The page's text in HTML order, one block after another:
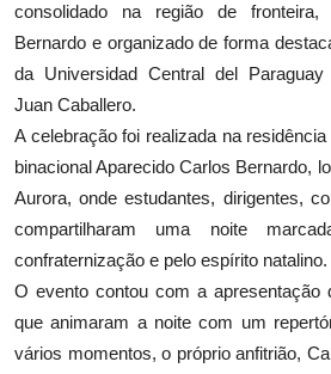
consolidado na região de fronteira,
Bernardo e organizado de forma
da Universidad Central del
Juan Caballero.
A celebração foi realizada na
binacional Aparecido Carlos Bernardo,
Aurora, onde estudantes, dirigentes,
compartilharam uma noite
confraternização e pelo espírito natalino.
O evento contou com a apresentação
que animaram a noite com um
vários momentos, o próprio anfitrião,